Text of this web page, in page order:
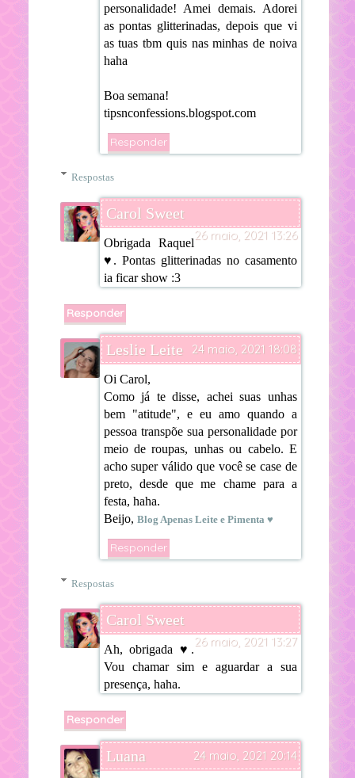
personalidade! Amei demais. Adorei
as pontas glitterinadas, depois que vi
as tuas tbm quis nas minhas de noiva
haha
Boa semana!
tipsnconfessions.blogspot.com
Responder
Respostas
Carol Sweet
26 maio, 2021 13:26
Obrigada Raquel
♥. Pontas glitterinadas no casamento
ia ficar show :3
Responder
Leslie Leite 24 maio, 2021 18:08
Oi Carol,
Como já te disse, achei suas unhas
bem "atitude", e eu amo quando a
pessoa transpõe sua personalidade por
meio de roupas, unhas ou cabelo. E
acho super válido que você se case de
preto, desde que me chame para a
festa, haha.
Beijo, Blog Apenas Leite e Pimenta ♥
Responder
Respostas
Carol Sweet
26 maio, 2021 13:27
Ah, obrigada ♥.
Vou chamar sim e aguardar a sua
presença, haha.
Responder
Luana 24 maio, 2021 20:14